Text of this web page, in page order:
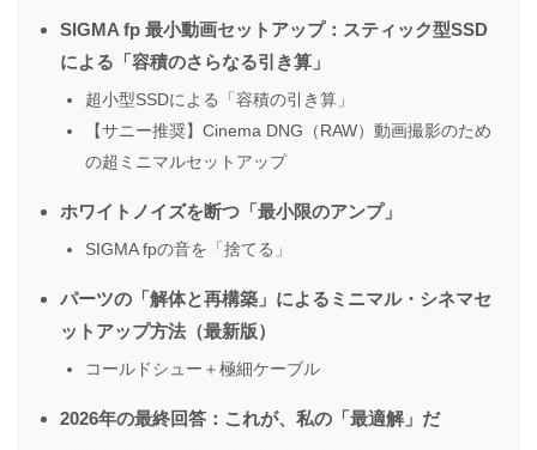
SIGMA fp 最小動画セットアップ：スティック型SSD
による「容積のさらなる引き算」
超小型SSDによる「容積の引き算」
【サニー推奨】Cinema DNG（RAW）動画撮影のため
の超ミニマルセットアップ
ホワイトノイズを断つ「最小限のアンプ」
SIGMA fpの音を「捨てる」
パーツの「解体と再構築」によるミニマル・シネマセ
ットアップ方法（最新版）
コールドシュー＋極細ケーブル
2026年の最終回答：これが、私の「最適解」だ